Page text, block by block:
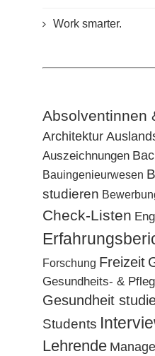
Work smarter.
Absolventinnen
Architektur
Auszeichnungen
Bauingenieurwesen
studieren
Check-Listen
Forschung Freizeit
Gesundheits- &
Gesundheit
Students
Lehrende